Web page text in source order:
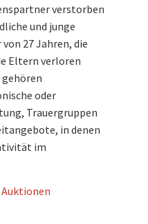
verstorben
und junge
27 Jahren, die
Eltern verloren
gehören
oder
Trauergruppen
in denen
im